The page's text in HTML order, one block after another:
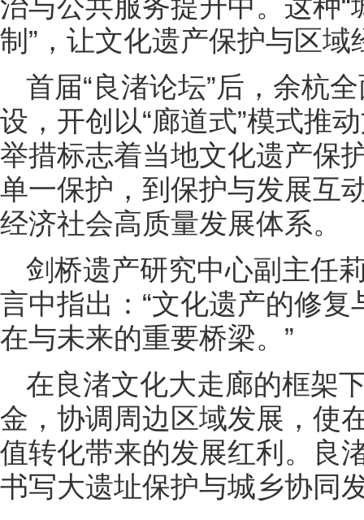
制”，让文化遗产保护与区
首届“良渚论坛”后，余杭
设，开创以“廊道式”模式推
举措标志着当地文化遗产
单一保护，到保护与发展互
经济社会高质量发展体系。
剑桥遗产研究中心副主任
言中指出：“文化遗产的修
在与未来的重要桥梁。”
在良渚文化大走廊的框架
金，协调周边区域发展，使
值转化带来的发展红利。良
书写大遗址保护与城乡协同